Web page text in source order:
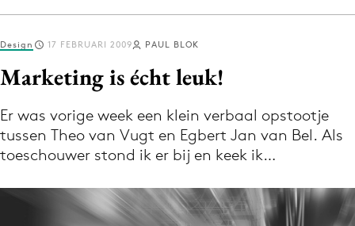
Log in
Download de app
Volg het laatste nieuws via de Adformatie
Nieuws app
Design 17 FEBRUARI 2009 PAUL BLOK
Marketing is écht leuk!
Er was vorige week een klein verbaal opstootje
tussen Theo van Vugt en Egbert Jan van Bel. Als
toeschouwer stond ik er bij en keek ik…